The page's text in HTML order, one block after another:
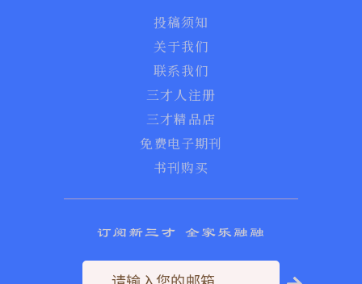
投稿须知
关于我们
联系我们
三才人注册
三才精品店
免费电子期刊
书刊购买
订阅新三才 全家乐融融